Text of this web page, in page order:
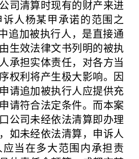
司清算时现有的财产来进
人杨某甲承诺的范围之
追加被执行人，是直接通
生效法律文书列明的被执
承担实体责任，对各方当
权利将产生极大影响。因
请追加被执行人应提供充
请符合法定条件。而本案
公司未经依法清算即办理
如未经依法清算，申诉人
当在多大范围内承担责